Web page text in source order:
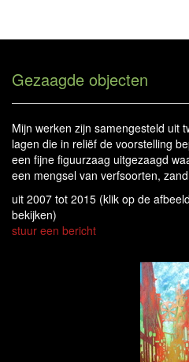
Gezaagde objecten
Mijn werken zijn samengesteld uit
lagen die in reliëf de voorstelling
een fijne figuurzaag uitgezaagd
een mengsel van verfsoorten,
uit 2007 tot 2015 (klik op de
bekijken)
stuur een bericht